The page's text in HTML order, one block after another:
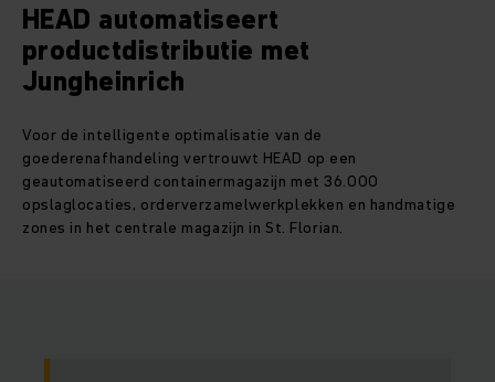
HEAD automatiseert
productdistributie met
Jungheinrich
Voor de intelligente optimalisatie van de
goederenafhandeling vertrouwt HEAD op een
geautomatiseerd containermagazijn met 36.000
opslaglocaties, orderverzamelwerkplekken en handmatige
zones in het centrale magazijn in St. Florian.